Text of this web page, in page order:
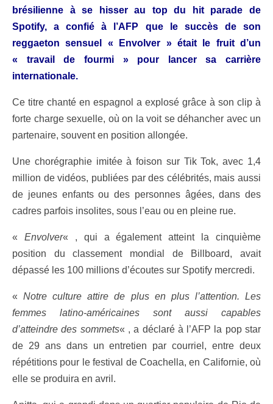
brésilienne à se hisser au top du hit parade de
Spotify, a confié à l’AFP que le succès de son
reggaeton sensuel « Envolver » était le fruit d’un
« travail de fourmi » pour lancer sa carrière
internationale.
Ce titre chanté en espagnol a explosé grâce à son clip à
forte charge sexuelle, où on la voit se déhancher avec un
partenaire, souvent en position allongée.
Une chorégraphie imitée à foison sur Tik Tok, avec 1,4
million de vidéos, publiées par des célébrités, mais aussi
de jeunes enfants ou des personnes âgées, dans des
cadres parfois insolites, sous l’eau ou en pleine rue.
« Envolver« , qui a également atteint la cinquième
position du classement mondial de Billboard, avait
dépassé les 100 millions d’écoutes sur Spotify mercredi.
«Notre culture attire de plus en plus l’attention. Les
femmes latino-américaines sont aussi capables
d’atteindre des sommets« , a déclaré à l’AFP la pop star
de 29 ans dans un entretien par courriel, entre deux
répétitions pour le festival de Coachella, en Californie, où
elle se produira en avril.